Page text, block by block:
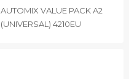
AUTOMIX VALUE PACK A2
(UNIVERSAL) 4210EU